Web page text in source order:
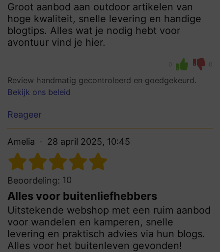
Groot aanbod aan outdoor artikelen van
hoge kwaliteit, snelle levering en handige
blogtips. Alles wat je nodig hebt voor
avontuur vind je hier.
0 0
Review handmatig gecontroleerd en goedgekeurd.
Bekijk ons beleid
Reageer
Amelia 28 april 2025, 10:45
Beoordeling: 10
Alles voor buitenliefhebbers
Uitstekende webshop met een ruim aanbod
voor wandelen en kamperen, snelle
levering en praktisch advies via hun blogs.
Alles voor het buitenleven gevonden!